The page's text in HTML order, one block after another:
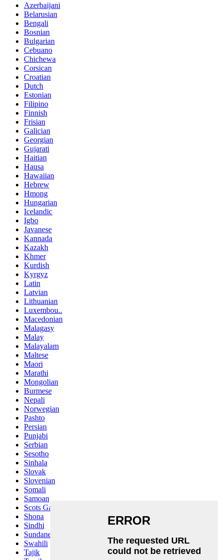
Azerbaijani
Belarusian
Bengali
Bosnian
Bulgarian
Cebuano
Chichewa
Corsican
Croatian
Dutch
Estonian
Filipino
Finnish
Frisian
Galician
Georgian
Gujarati
Haitian
Hausa
Hawaiian
Hebrew
Hmong
Hungarian
Icelandic
Igbo
Javanese
Kannada
Kazakh
Khmer
Kurdish
Kyrgyz
Latin
Latvian
Lithuanian
Luxembou..
Macedonian
Malagasy
Malay
Malayalam
Maltese
Maori
Marathi
Mongolian
Burmese
Nepali
Norwegian
Pashto
Persian
Punjabi
Serbian
Sesotho
Sinhala
Slovak
Slovenian
Somali
Samoan
Scots Gaelic
Shona
Sindhi
Sundanese
Swahili
Tajik